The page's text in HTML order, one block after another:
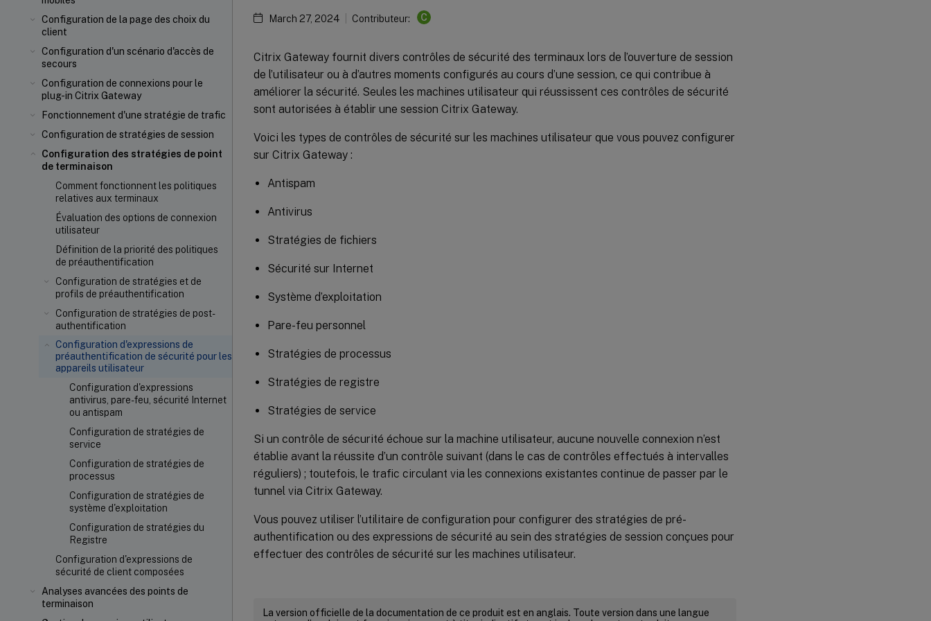
Configuration de la page des choix du
client
Configuration d'un scénario d'accès de
secours
Configuration de connexions pour le
plug-in Citrix Gateway
Fonctionnement d'une stratégie de trafic
Configuration de stratégies de session
Configuration des stratégies de point
de terminaison
Comment fonctionnent les politiques
relatives aux terminaux
Évaluation des options de connexion
utilisateur
Définition de la priorité des politiques
de préauthentification
Configuration de stratégies et de
profils de préauthentification
Configuration de stratégies de post-
authentification
Configuration d'expressions de
préauthentification de sécurité pour les
appareils utilisateur
Configuration d'expressions
antivirus, pare-feu, sécurité Internet
ou antispam
Configuration de stratégies de
service
Configuration de stratégies de
processus
Configuration de stratégies de
système d'exploitation
Configuration de stratégies du
Registre
Configuration d'expressions de
sécurité de client composées
Analyses avancées des points de
terminaison
March 27, 2024 Contributeur: C
Citrix Gateway fournit divers contrôles de sécurité des terminaux lors de l’ouverture de session
de l’utilisateur ou à d’autres moments configurés au cours d’une session, ce qui contribue à
améliorer la sécurité. Seules les machines utilisateur qui réussissent ces contrôles de sécurité
sont autorisées à établir une session Citrix Gateway.
Voici les types de contrôles de sécurité sur les machines utilisateur que vous pouvez configurer
sur Citrix Gateway :
Antispam
Antivirus
Stratégies de fichiers
Sécurité sur Internet
Système d’exploitation
Pare-feu personnel
Stratégies de processus
Stratégies de registre
Stratégies de service
Si un contrôle de sécurité échoue sur la machine utilisateur, aucune nouvelle connexion n’est
établie avant la réussite d’un contrôle suivant (dans le cas de contrôles effectués à intervalles
réguliers) ; toutefois, le trafic circulant via les connexions existantes continue de passer par le
tunnel via Citrix Gateway.
Vous pouvez utiliser l’utilitaire de configuration pour configurer des stratégies de pré-
authentification ou des expressions de sécurité au sein des stratégies de session conçues pour
effectuer des contrôles de sécurité sur les machines utilisateur.
La version officielle de la documentation de ce produit est en anglais. Toute version dans une langue